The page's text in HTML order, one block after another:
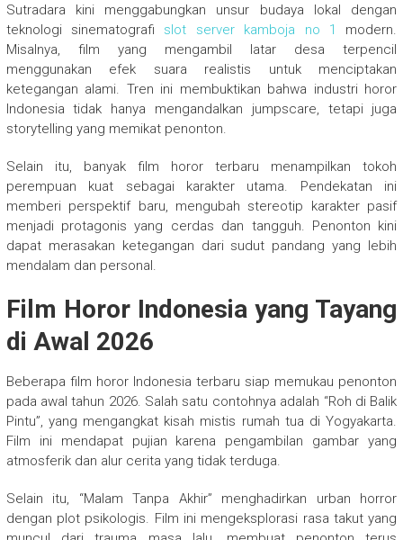
Sutradara kini menggabungkan unsur budaya lokal dengan
teknologi sinematografi slot server kamboja no 1
modern.
Misalnya, film yang mengambil latar desa terpencil
menggunakan efek suara realistis untuk menciptakan
ketegangan alami. Tren ini membuktikan bahwa industri horor
Indonesia tidak hanya mengandalkan jumpscare, tetapi juga
storytelling yang memikat penonton.
Selain itu, banyak film horor terbaru menampilkan tokoh
perempuan kuat sebagai karakter utama. Pendekatan ini
memberi perspektif baru, mengubah stereotip karakter pasif
menjadi protagonis yang cerdas dan tangguh. Penonton kini
dapat merasakan ketegangan dari sudut pandang yang lebih
mendalam dan personal.
Film Horor Indonesia yang Tayang
di Awal 2026
Beberapa film horor Indonesia terbaru siap memukau penonton
pada awal tahun 2026. Salah satu contohnya adalah “Roh di Balik
Pintu”, yang mengangkat kisah mistis rumah tua di Yogyakarta.
Film ini mendapat pujian karena pengambilan gambar yang
atmosferik dan alur cerita yang tidak terduga.
Selain itu, “Malam Tanpa Akhir” menghadirkan urban horror
dengan plot psikologis. Film ini mengeksplorasi rasa takut yang